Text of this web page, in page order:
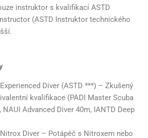
instruktor s kvalifikací ASTD
(ASTD Instruktor technického
Diver (ASTD ***) – Zkušený
kvalifikace (PADI Master Scuba
NAUI Advanced Diver 40m, IANTD Deep
Diver – Potápěč s Nitroxem nebo